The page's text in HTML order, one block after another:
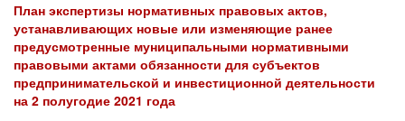
План экспертизы нормативных правовых актов,
устанавливающих новые или изменяющие ранее
предусмотренные муниципальными нормативными
правовыми актами обязанности для субъектов
предпринимательской и инвестиционной деятельности
на 2 полугодие 2021 года